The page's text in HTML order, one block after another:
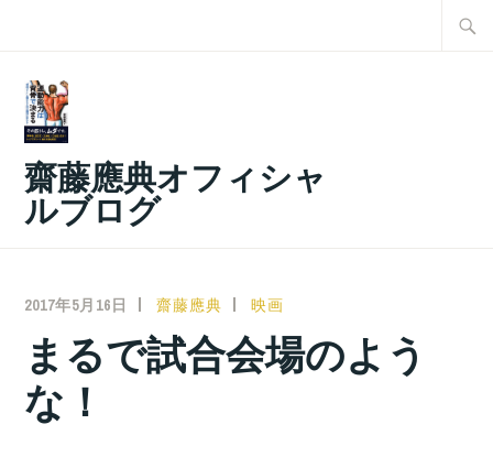
齋藤應典オフィシャ
ルブログ
2017年5月16日 齋藤應典 映画
まるで試合会場のよう
な！